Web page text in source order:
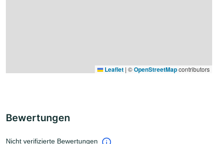
Leaflet | ©OpenStreetMapcontributors
Bewertungen
Nicht verifizierte Bewertungen